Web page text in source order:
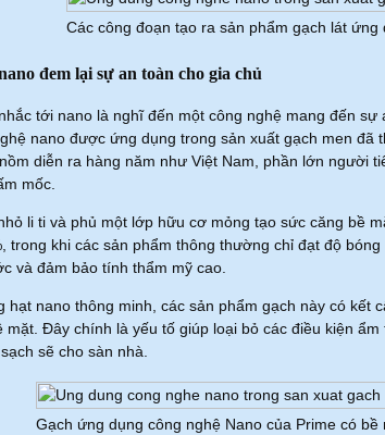
Các công đoạn tạo ra sản phẩm gạch lát ứng
đem lại sự an toàn cho gia chủ
tới nano là nghĩ đến một công nghệ mang đến
nano được ứng dụng trong sản xuất gạch men
diễn ra hàng năm như Việt Nam, phần lớn người
mốc.
li ti và phủ một lớp hữu cơ mỏng tạo sức căng bề
trong khi các sản phẩm thông thường chỉ đạt độ
và đảm bảo tính thẩm mỹ cao.
hạt nano thông minh, các sản phẩm gạch này có kết
Đây chính là yếu tố giúp loại bỏ các điều kiện
sẽ cho sàn nhà.
Gạch ứng dụng công nghệ Nano của Prime có